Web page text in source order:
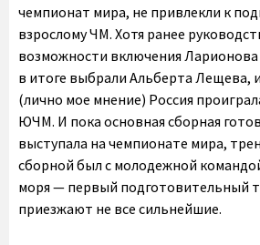
чемпионат мира, не привлекли к
взрослому ЧМ. Хотя ранее
возможности включения
в итоге выбрали Альберта Лещева,
(лично мое мнение) Россия
ЮЧМ. И пока основная сборная
выступала на чемпионате мира,
сборной был с молодежной
моря — первый подготовительный
приезжают не все сильнейшие.